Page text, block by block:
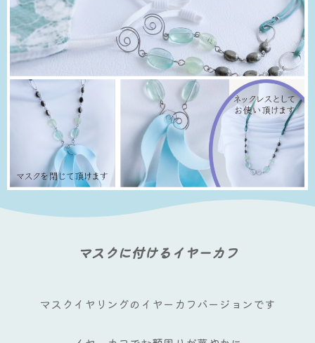
マスクに付けるイヤーカフ
マスクイヤリングのイヤーカフバージョンです